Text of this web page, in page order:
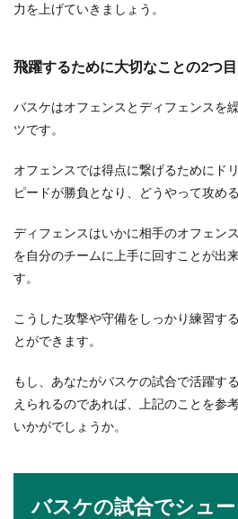
品券を贈る際の
出産祝いや入学祝
バドミントン
け止めて試合
でしょうか。...
一人暮らしで
力を上げていきましょう。
飛躍するために大切なことの2つ目
バスケはオフェンスとディフェンスを
ツです。
オフェンスでは得点に繋げるためにド
ピードが勝負となり、どうやって攻め
ディフェンスはいかに相手のオフェン
を自分のチームに上手に回すことが出
す。
こうした攻撃や守備をしっかり練習す
とができます。
もし、あなたがバスケの試合で活躍す
えられるのであれば、上記のことを参
いかがでしょうか。
バスケの試合でシュ